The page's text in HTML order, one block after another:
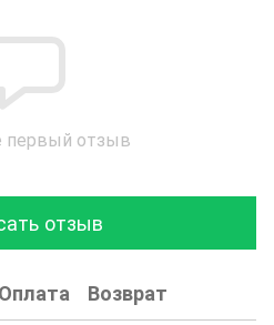
первый отзыв
отзыв
Оплата Возврат